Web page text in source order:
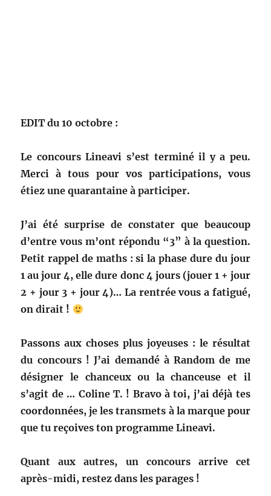
EDIT du 10 octobre :
Le concours Lineavi s’est terminé il y a peu.
Merci à tous pour vos participations, vous
étiez une quarantaine à participer.
J’ai été surprise de constater que beaucoup
d’entre vous m’ont répondu “3” à la question.
Petit rappel de maths : si la phase dure du jour
1 au jour 4, elle dure donc 4 jours (jouer 1 + jour
2 + jour 3 + jour 4)… La rentrée vous a fatigué,
on dirait !
Passons aux choses plus joyeuses : le résultat
du concours ! J’ai demandé à Random de me
désigner le chanceux ou la chanceuse et il
s’agit de … Coline T. ! Bravo à toi, j’ai déjà tes
coordonnées, je les transmets à la marque pour
que tu reçoives ton programme Lineavi.
Quant aux autres, un concours arrive cet
après-midi, restez dans les parages !